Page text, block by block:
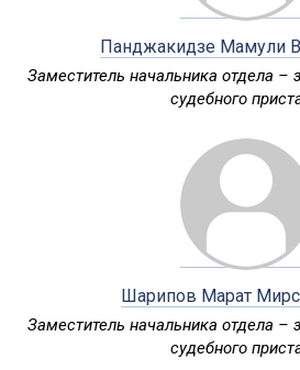
Панджакидзе Мамули
Заместитель начальника отдела –
судебного
Шарипов Марат
Заместитель начальника отдела –
судебного